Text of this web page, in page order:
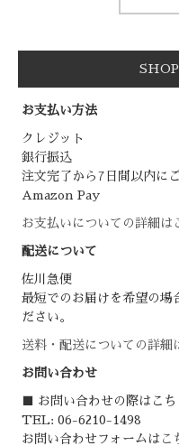
お支払い方法
クレジット
銀行振込
注文完了から7日間以内に
Amazon Pay
お支払いについての詳細は
配送について
佐川急便
最短でのお届けを希望の場
ださい。
送料・配送についての詳細
お問い合わせ
■ お問い合わせの際はこち
TEL: 06-6210-1498
お問い合わせフォームは こ